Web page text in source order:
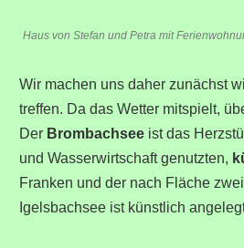
Haus von Stefan und Petra mit
Wir machen uns daher zunächst
treffen. Da das Wetter mitspielt,
Der Brombachsee ist das
und Wasserwirtschaft genutzten,
Franken und der nach Fläche
Igelsbachsee ist künstlich